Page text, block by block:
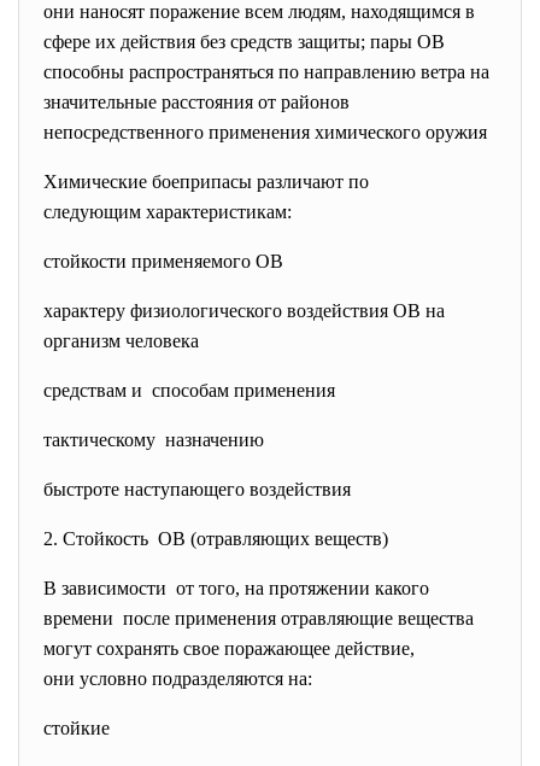
они наносят поражение всем людям, находящимся в
сфере их действия без средств защиты; пары ОВ
способны распространяться по направлению ветра на
значительные расстояния от районов
непосредственного применения химического оружия
Химические боеприпасы различают по
следующим характеристикам:
стойкости применяемого ОВ
характеру физиологического воздействия ОВ на
организм человека
средствам и способам применения
тактическому назначению
быстроте наступающего воздействия
2. Стойкость ОВ (отравляющих веществ)
В зависимости от того, на протяжении какого
времени после применения отравляющие вещества
могут сохранять свое поражающее действие,
они условно подразделяются на:
стойкие